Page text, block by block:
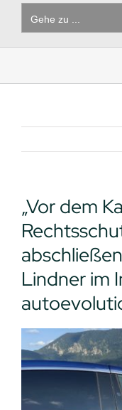
Gehe zu ...
„Vor dem
Lindner im